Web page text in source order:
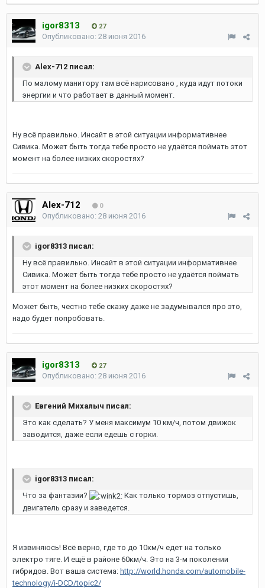
igor8313 27
Опубликовано: 28 июня 2016
Alex-712 писал:
По малому манитору там всё нарисовано , куда идут потоки
энергии и что работает в данный момент.
Ну всё правильно. Инсайт в этой ситуации информативнее
Сивика. Может быть тогда тебе просто не удаётся поймать этот
момент на более низких скоростях?
Alex-712 0
Опубликовано: 28 июня 2016
igor8313 писал:
Ну всё правильно. Инсайт в этой ситуации информативнее
Сивика. Может быть тогда тебе просто не удаётся поймать
этот момент на более низких скоростях?
Может быть, честно тебе скажу даже не задумывался про это,
надо будет попробовать.
igor8313 27
Опубликовано: 28 июня 2016
Евгений Михалыч писал:
Это как сделать? У меня максимум 10 км/ч, потом движок
заводится, даже если едешь с горки.
igor8313 писал:
Что за фантазии?
Как только тормоз отпустишь,
двигатель сразу и заведется.
Я извиняюсь! Всё верно, где то до 10км/ч едет на только
электро тяге. И ещё в районе 60км/ч. Это на 3-м поколении
гибридов. Вот ваша система: http://world.honda.com/automobile-
technology/i-DCD/topic2/